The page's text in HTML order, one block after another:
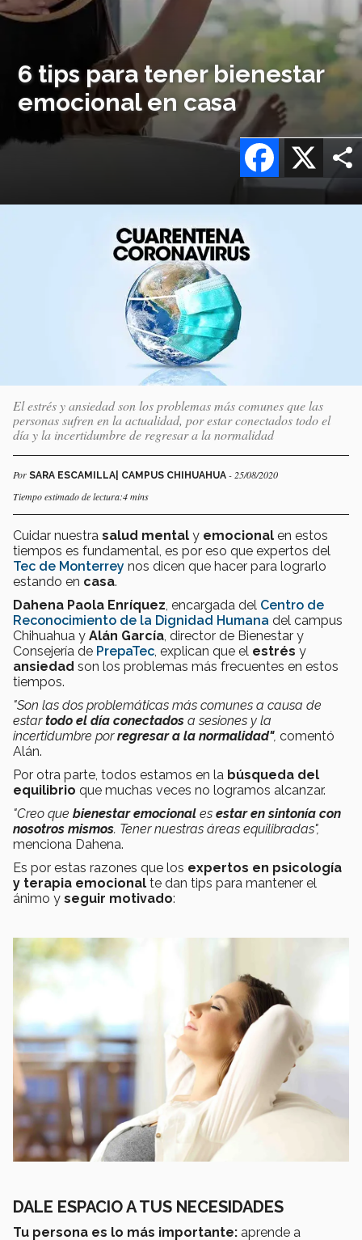
6 tips para tener bienestar
emocional en casa
X
Facebook
El estrés y ansiedad son los problemas más comunes que las
personas sufren en la actualidad, por estar conectados todo el
día y la incertidumbre de regresar a la normalidad
Por SARA ESCAMILLA| CAMPUS CHIHUAHUA - 25/08/2020
Tiempo estimado de lectura:4 mins
Cuidar nuestra salud mental y emocional en estos
tiempos es fundamental, es por eso que expertos del
Tec de Monterrey nos dicen que hacer para lograrlo
estando en casa.
Dahena Paola Enríquez , encargada del Centro de
Reconocimiento de la Dignidad Humana del campus
Chihuahua y Alán García , director de Bienestar y
Consejería de PrepaTec , explican que el estrés y
ansiedad son los problemas más frecuentes en estos
tiempos.
"Son las dos problemáticas más comunes a causa de
estartodo el día conectados a sesiones y la
incertidumbre porregresar a la normalidad", comentó
Alán.
Por otra parte, todos estamos en la búsqueda del
equilibrio que muchas veces no logramos alcanzar.
"Creo que bienestar emocional es estar en sintonía con
nosotros mismos. Tener nuestras áreas equilibradas",
menciona Dahena.
Es por estas razones que los expertos en psicología
y terapia emocional te dan tips para mantener el
ánimo y seguir motivado:
DALE ESPACIO A TUS NECESIDADES
Tu persona es lo más importante: aprende a